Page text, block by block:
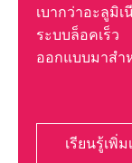
เบากว่าอะลูมิเ
ระบบล็อคเร็ว
ออกแบบมาสำ
เรียนรู้เพิ่ม